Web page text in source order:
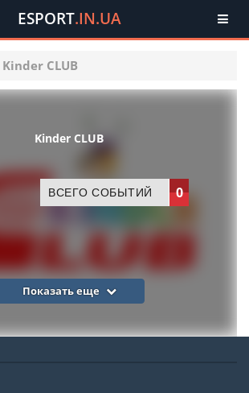
ESPORT.IN.UA
Kinder CLUB
Kinder CLUB
ВСЕГО СОБЫТИЙ 0
Показать еще